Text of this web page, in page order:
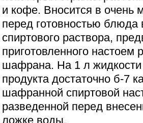
и кофе. Вносится в очень
перед готовностью блюда
спиртового раствора,
приготовленного настоем
шафрана. На 1 л жидкости
продукта достаточно б-7
шафранной спиртовой
разведенной перед
ложке воды.